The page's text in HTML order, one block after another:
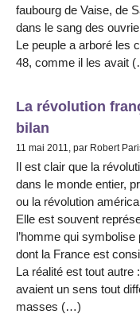
faubourg de Vaise, de
dans le sang des
Le peuple a arboré les
48, comme il les avait
La révolution
bilan
11 mai 2011, par Robert
Il est clair que la
dans le monde entier,
ou la révolution
Elle est souvent
l’homme qui symbolise
dont la France est
La réalité est tout
avaient un sens tout
masses (…)